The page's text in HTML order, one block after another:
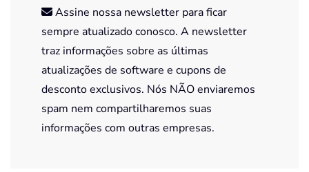
Assine nossa newsletter para ficar
sempre atualizado conosco. A newsletter
traz informações sobre as últimas
atualizações de software e cupons de
desconto exclusivos. Nós NÃO enviaremos
spam nem compartilharemos suas
informações com outras empresas.